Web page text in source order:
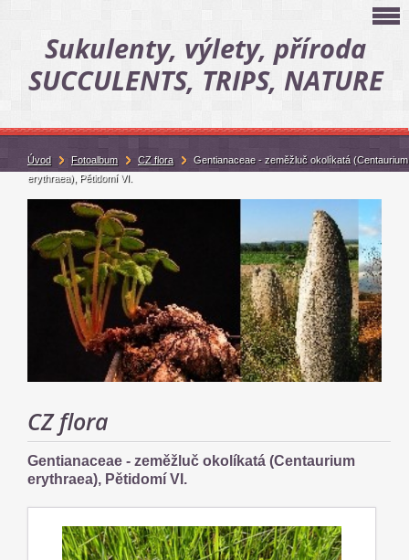
Sukulenty, výlety, příroda
SUCCULENTS, TRIPS, NATURE
CZ flora
Gentianaceae - zeměžluč okolíkatá (Centaurium
erythraea), Pětidomí VI.
Úvod Fotoalbum CZ flora
Gentianaceae - zeměžluč okolíkatá (Centaurium
erythraea), Pětidomí VI.